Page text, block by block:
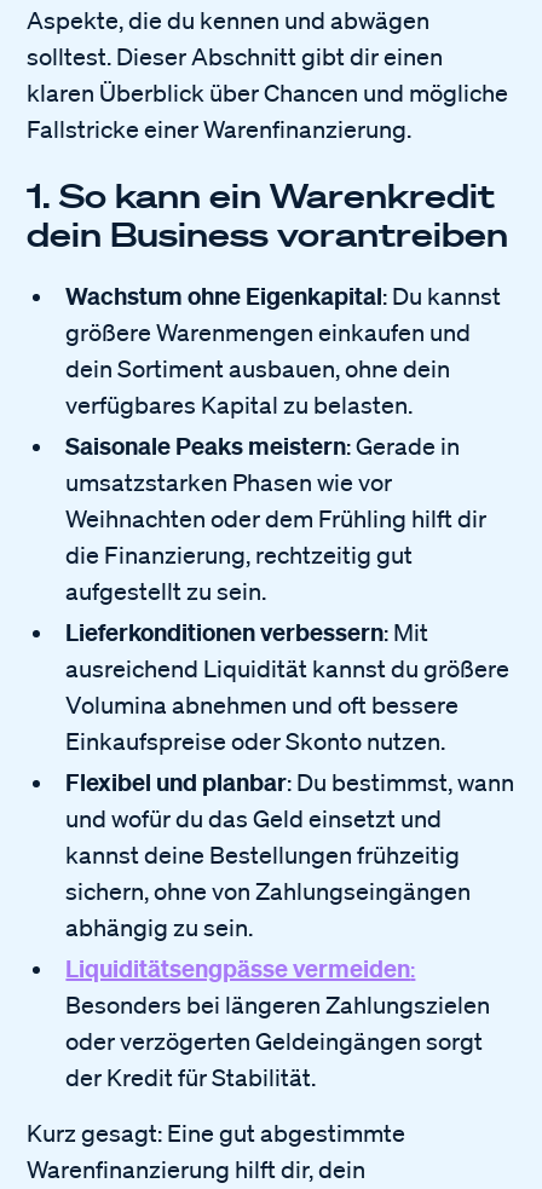
Aspekte, die du kennen und abwägen
solltest. Dieser Abschnitt gibt dir einen
klaren Überblick über Chancen und mögliche
Fallstricke einer Warenfinanzierung.
1. So kann ein Warenkredit
dein Business vorantreiben
Wachstum ohne Eigenkapital: Du kannst
größere Warenmengen einkaufen und
dein Sortiment ausbauen, ohne dein
verfügbares Kapital zu belasten.
Saisonale Peaks meistern: Gerade in
umsatzstarken Phasen wie vor
Weihnachten oder dem Frühling hilft dir
die Finanzierung, rechtzeitig gut
aufgestellt zu sein.
Lieferkonditionen verbessern: Mit
ausreichend Liquidität kannst du größere
Volumina abnehmen und oft bessere
Einkaufspreise oder Skonto nutzen.
Flexibel und planbar: Du bestimmst, wann
und wofür du das Geld einsetzt und
kannst deine Bestellungen frühzeitig
sichern, ohne von Zahlungseingängen
abhängig zu sein.
Liquiditätsengpässe vermeiden:
Besonders bei längeren Zahlungszielen
oder verzögerten Geldeingängen sorgt
der Kredit für Stabilität.
Kurz gesagt: Eine gut abgestimmte
Warenfinanzierung hilft dir, dein